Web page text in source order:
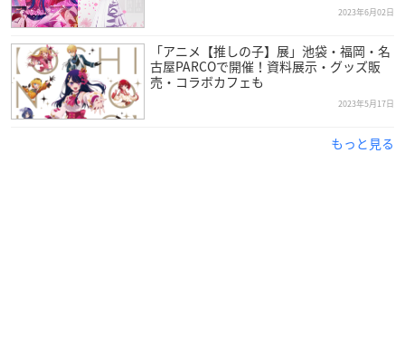
2023年6月02日
「アニメ【推しの子】展」池袋・福岡・名
古屋PARCOで開催！資料展示・グッズ販
売・コラボカフェも
2023年5月17日
もっと見る